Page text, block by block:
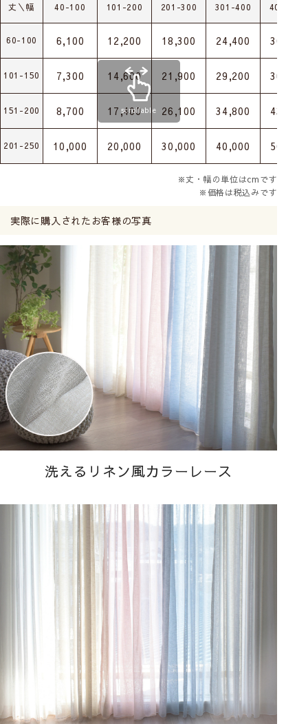
丈＼幅 40-100 101-200 201-300 301-400 401-500
60-100 6,100 12,200 18,300 24,400 30,500
101-150 7,300 14,600 21,900 29,200 36,500
151-200 8,700 17,400 26,100 34,800 43,500
201-250 10,000 20,000 30,000 40,000 50,000
scrollable
※丈・幅の単位はcmです
※価格は税込みです
実際に購入されたお客様の写真
洗えるリネン風カラーレース